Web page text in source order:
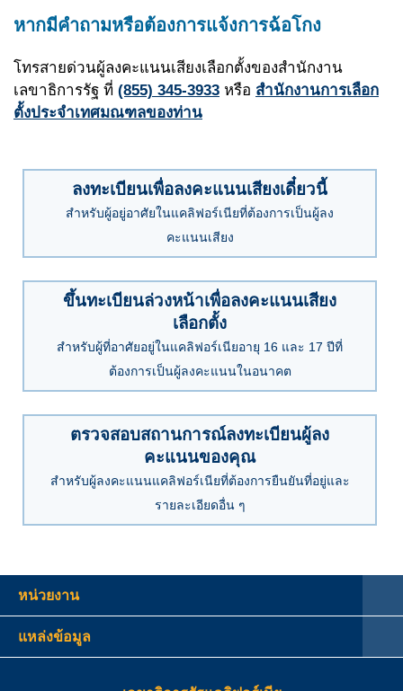
หากมีคำถามหรือต้องการแจ้งการฉ้อโกง
โทรสายด่วนผู้ลงคะแนนเสียงเลือกตั้งของสำนักงาน
เลขาธิการรัฐ ที่ (855) 345-3933 หรือ สำนักงานการเลือก
ตั้งประจำเทศมณฑลของท่าน
ลงทะเบียนเพื่อลงคะแนนเสียงเดี๋ยวนี้
สำหรับผู้อยู่อาศัยในแคลิฟอร์เนียที่ต้องการเป็นผู้ลง
คะแนนเสียง
ขึ้นทะเบียนล่วงหน้าเพื่อลงคะแนนเสียง
เลือกตั้ง
สำหรับผู้ที่อาศัยอยู่ในแคลิฟอร์เนียอายุ 16 และ 17 ปีที่
ต้องการเป็นผู้ลงคะแนนในอนาคต
ตรวจสอบสถานการณ์ลงทะเบียนผู้ลง
คะแนนของคุณ
สำหรับผู้ลงคะแนนแคลิฟอร์เนียที่ต้องการยืนยันที่อยู่และ
รายละเอียดอื่น ๆ
หน่วยงาน
แหล่งข้อมูล